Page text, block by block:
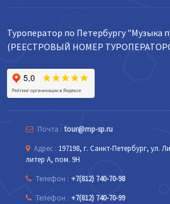
Туроператор по Петербургу "Музыка
(РЕЕСТРОВЫЙ НОМЕР
Почта : tour@mp-sp.ru
Адрес : 197198, г. Санкт-Петербург, ул.
литер А, пом. 9Н
Телефон : +7(812) 740-70-98
Телефон : +7(812) 740-70-99